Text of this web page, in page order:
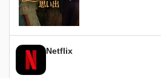
Netflix